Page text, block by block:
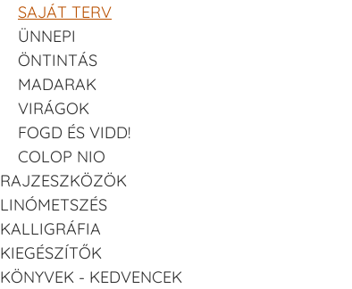
SAJÁT TERV
ÜNNEPI
ÖNTINTÁS
MADARAK
VIRÁGOK
FOGD ÉS VIDD!
COLOP NIO
RAJZESZKÖZÖK
LINÓMETSZÉS
KALLIGRÁFIA
KIEGÉSZÍTŐK
KÖNYVEK - KEDVENCEK